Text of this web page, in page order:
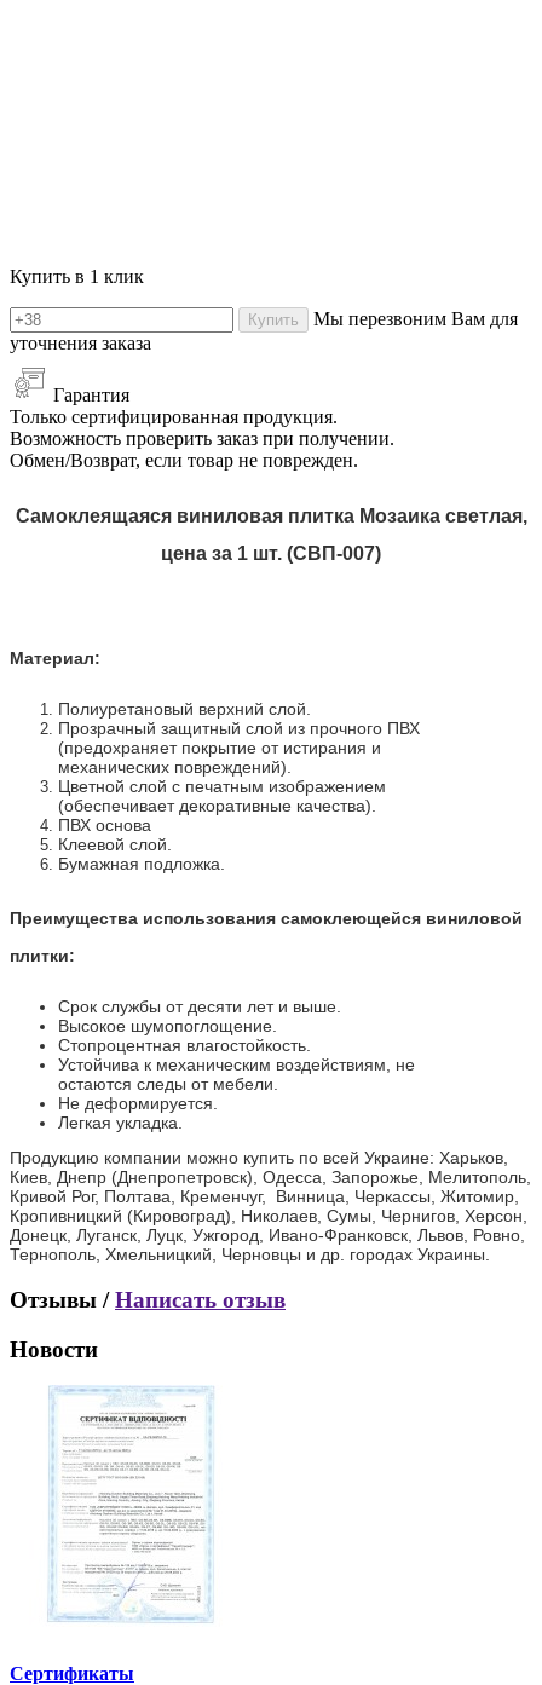
Купить в 1 клик
Купить
Мы перезвоним Вам для
уточнения заказа
Гарантия
Только сертифицированная продукция.
Возможность проверить заказ при получении.
Обмен/Возврат, если товар не поврежден.
Самоклеящаяся виниловая плитка Мозаика светлая,
цена за 1 шт. (СВП-007)
Материал:
Полиуретановый верхний слой.
Прозрачный защитный слой из прочного ПВХ
(предохраняет покрытие от истирания и
механических повреждений).
Цветной слой с печатным изображением
(обеспечивает декоративные качества).
ПВХ основа
Клеевой слой.
Бумажная подложка.
Преимущества использования самоклеющейся виниловой
плитки:
Срок службы от десяти лет и выше.
Высокое шумопоглощение.
Стопроцентная влагостойкость.
Устойчива к механическим воздействиям, не
остаются следы от мебели.
Не деформируется.
Легкая укладка.
Продукцию компании можно купить по всей Украине: Харьков,
Киев, Днепр (Днепропетровск), Одесса, Запорожье, Мелитополь,
Кривой Рог, Полтава, Кременчуг, Винница, Черкассы, Житомир,
Кропивницкий (Кировоград), Николаев, Сумы, Чернигов, Херсон,
Донецк, Луганск, Луцк, Ужгород, Ивано-Франковск, Львов, Ровно,
Тернополь, Хмельницкий, Черновцы и др. городах Украины.
Отзывы /Написать отзыв
Новости
Сертификаты